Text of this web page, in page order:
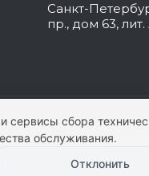
Санкт-
пр., дом 63,
КАРТА
и сервисы сбора
обслуживания.
Отклонить